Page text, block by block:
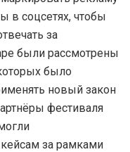
в соцсетях, чтобы
за
были рассмотрены
было
новый закон
фестиваля
за рамками